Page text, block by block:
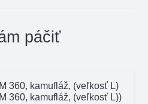
páčiť
360, kamufláž, (veľkosť L)
360, kamufláž, (veľkosť L))